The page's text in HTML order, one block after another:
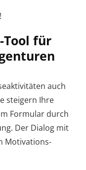
!
Tool für
auch
steigern Ihre
Formular durch
Der Dialog mit
Motivations-